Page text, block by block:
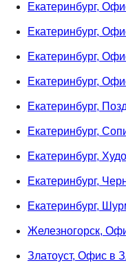
Екатеринбург,
Екатеринбург,
Екатеринбург,
Екатеринбург,
Екатеринбург,
Екатеринбург,
Екатеринбург,
Екатеринбург,
Екатеринбург,
Железногорск,
Златоуст, Офис в